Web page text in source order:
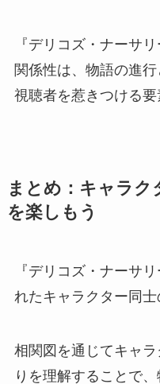
『デリコズ・ナーサ
関係性は、物語の進行
視聴者を惹きつける要
まとめ：キャラク
を楽しもう
『デリコズ・ナーサ
れたキャラクター同士
相関図を通じてキャ
りを理解することで